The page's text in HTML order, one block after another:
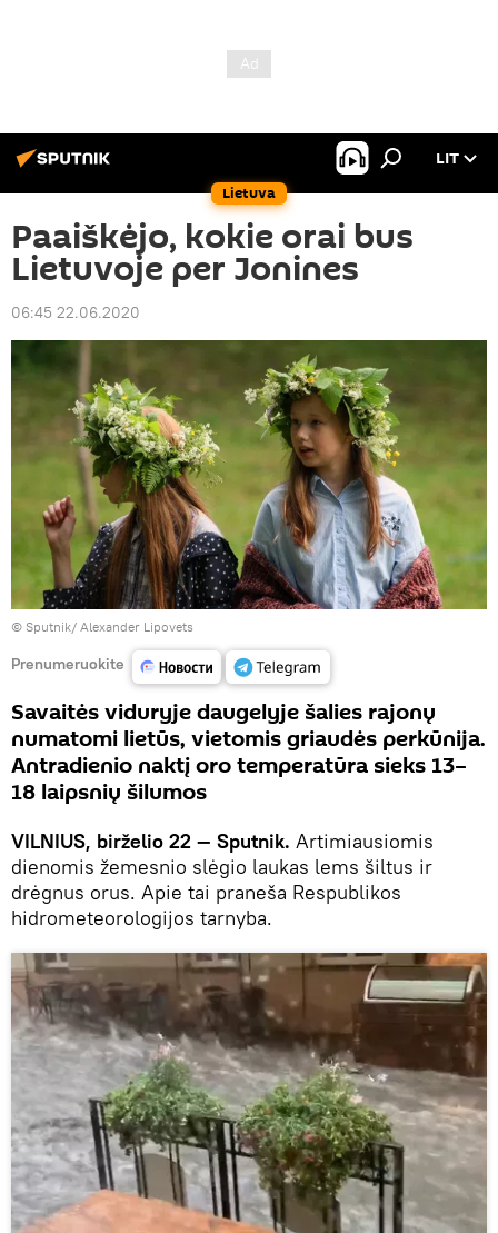
Lietuva
LIT
Paaiškėjo, kokie orai bus
Lietuvoje per Jonines
06:45 22.06.2020
© Sputnik/ Alexander Lipovets
Prenumeruokite
Savaitės viduryje daugelyje šalies rajonų
numatomi lietūs, vietomis griaudės perkūnija.
Antradienio naktį oro temperatūra sieks 13–
18 laipsnių šilumos
VILNIUS, birželio 22 — Sputnik. Artimiausiomis
dienomis žemesnio slėgio laukas lems šiltus ir
drėgnus orus. Apie tai praneša Respublikos
hidrometeorologijos tarnyba.